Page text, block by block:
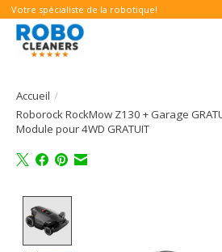
Votre spécialiste de la robotique!
Accueil /
Roborock RockMow Z130 + Garage
Module pour 4WD GRATUIT